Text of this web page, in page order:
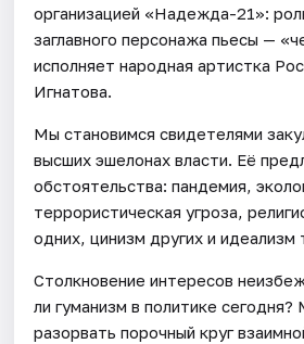
организацией «Надежда-21»:
заглавного персонажа пьесы —
исполняет народная артистка
Игнатова.
Мы становимся свидетелями
высших эшелонах власти. Её
обстоятельства: пандемия,
террористическая угроза,
одних, цинизм других и идеализм
Столкновение интересов
ли гуманизм в политике
разорвать порочный круг